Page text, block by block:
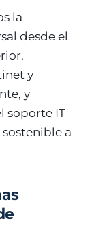
la
desde el
y
y
soporte IT
a